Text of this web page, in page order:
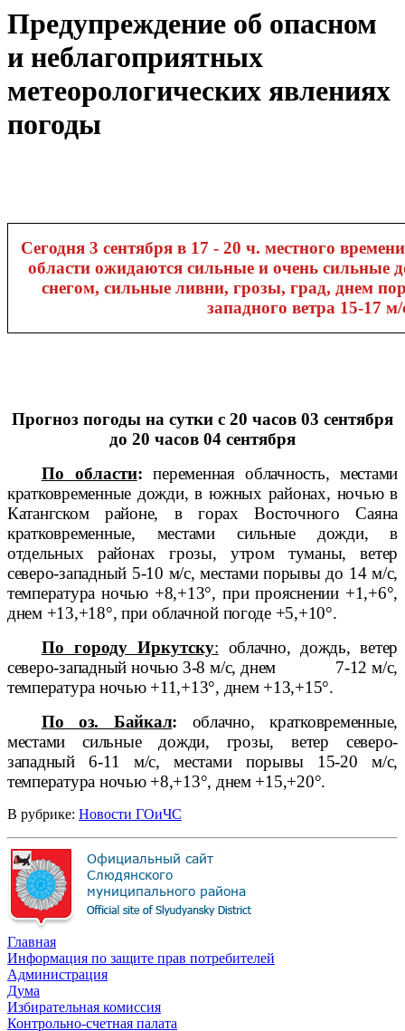
Предупреждение об опасном
и неблагоприятных
метеорологических явлениях
погоды
Сегодня 3 сентября в 17 - 20 ч. местного
области ожидаются сильные и очень сильные
снегом, сильные ливни, грозы, град, днем
западного ветра 15-17 м/
Прогноз погоды на сутки с 20 часов 03 сентября
до 20 часов 04 сентября
По области: переменная облачность, местами
кратковременные дожди, в южных районах, ночью в
Катангском районе, в горах Восточного Саяна
кратковременные, местами сильные дожди, в
отдельных районах грозы, утром туманы, ветер
северо-западный 5-10 м/с, местами порывы до 14 м/с,
температура ночью +8,+13°, при прояснении +1,+6°,
днем +13,+18°, при облачной погоде +5,+10°.
По городу Иркутску: облачно, дождь, ветер
северо-западный ночью 3-8 м/с, днем
7-12 м/с,
температура ночью +11,+13°, днем +13,+15°.
По оз. Байкал: облачно, кратковременные,
местами сильные дожди, грозы, ветер северо-
западный 6-11 м/с, местами порывы 15-20 м/с,
температура ночью +8,+13°, днем +15,+20°.
В рубрике: Новости ГОиЧС
Главная
Информация по защите прав потребителей
Администрация
Дума
Избирательная комиссия
Контрольно-счетная палата